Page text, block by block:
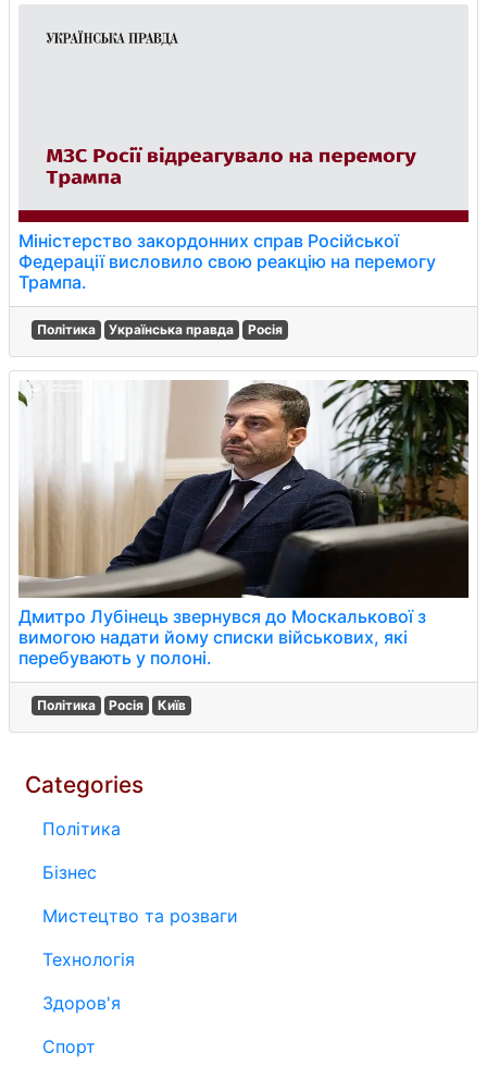
Міністерство закордонних справ Російської
Федерації висловило свою реакцію на перемогу
Трампа.
Політика Українська правда Росія
Дмитро Лубінець звернувся до Москалькової з
вимогою надати йому списки військових, які
перебувають у полоні.
Політика Росія Київ
Categories
Політика
Бізнес
Мистецтво та розваги
Технологія
Здоров'я
Спорт